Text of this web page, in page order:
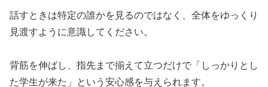
話すときは特定の誰かを見るのではなく、全体をゆっくり
見渡すように意識してください。
背筋を伸ばし、指先まで揃えて立つだけで「しっかりとし
た学生が来た」という安心感を与えられます。